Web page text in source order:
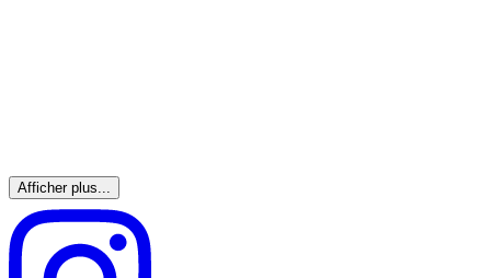
Afficher plus...